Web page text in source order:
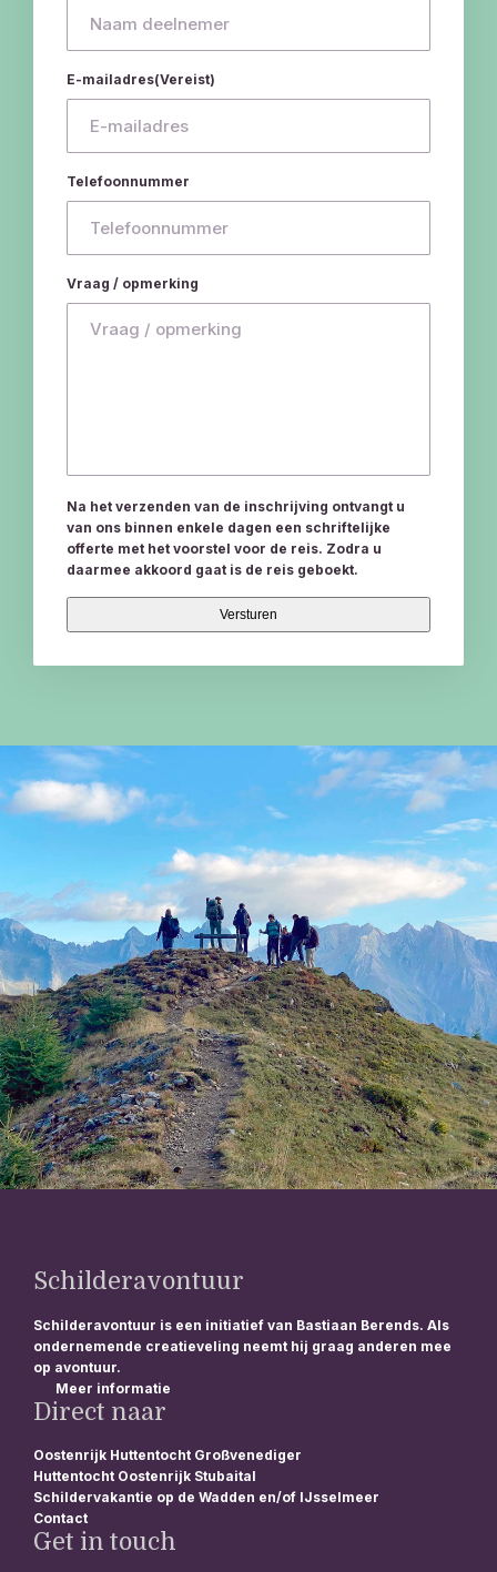
E-mailadres(Vereist)
Telefoonnummer
Vraag / opmerking
Na het verzenden van de inschrijving ontvangt u
van ons binnen enkele dagen een schriftelijke
offerte met het voorstel voor de reis. Zodra u
daarmee akkoord gaat is de reis geboekt.
Schilderavontuur
Schilderavontuur is een initiatief van Bastiaan Berends. Als
ondernemende creatieveling neemt hij graag anderen mee
op avontuur.
Meer informatie
Direct naar
Oostenrijk Huttentocht Großvenediger
Huttentocht Oostenrijk Stubaital
Schildervakantie op de Wadden en/of IJsselmeer
Contact
Get in touch